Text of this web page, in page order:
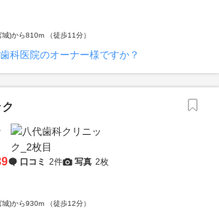
)から810m （徒歩11分）
科医院のオーナー様ですか？
口コミ 2件 写真 2枚
)から930m （徒歩12分）